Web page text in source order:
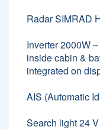
Radar SIMRAD
Inverter 2000W
inside cabin &
integrated on
AIS (Automatic
Search light 24